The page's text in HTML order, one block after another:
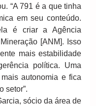
“A 791 é a que tinha
em seu conteúdo.
é criar a Agência
[ANM]. Isso
mais estabilidade
política. Uma
autonomia e fica
setor”.
sócio da área de